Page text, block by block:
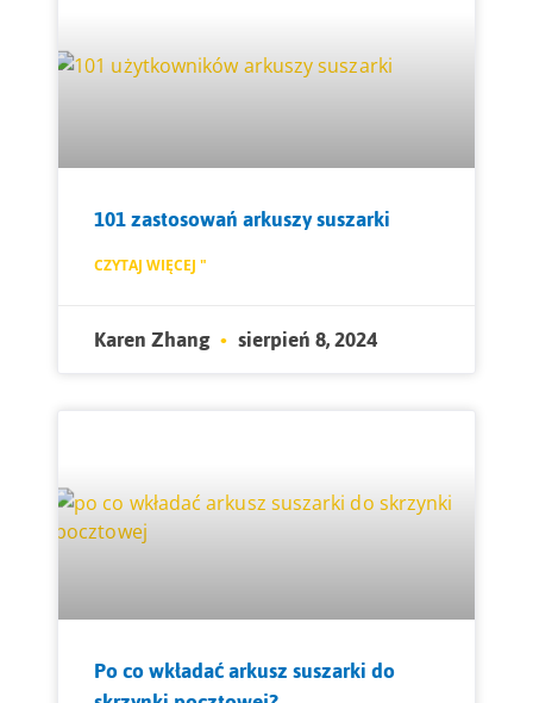
101 zastosowań arkuszy suszarki
CZYTAJ WIĘCEJ "
Karen Zhang sierpień 8, 2024
Po co wkładać arkusz suszarki do